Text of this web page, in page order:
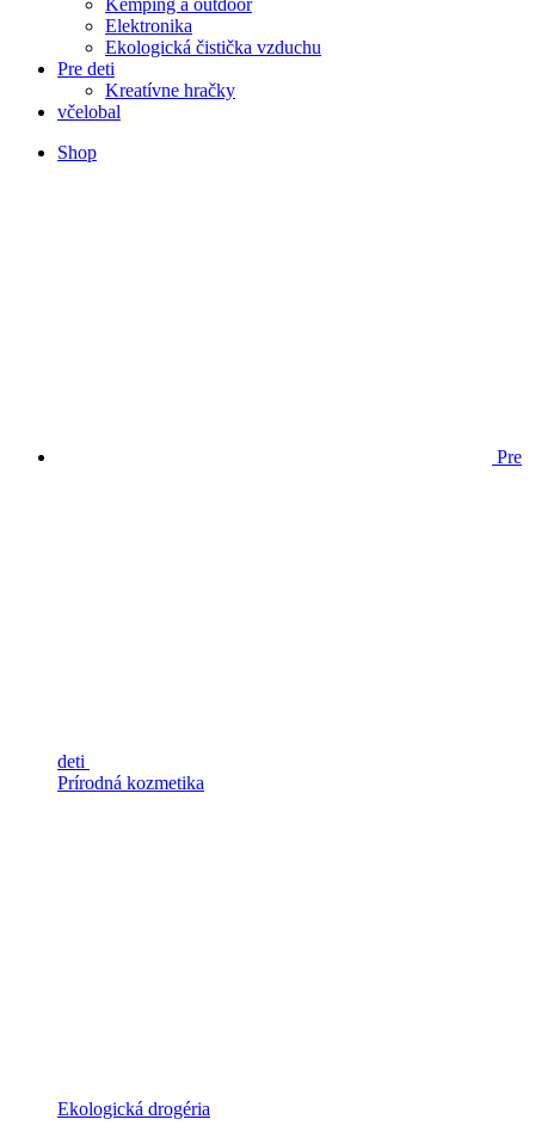
Kemping a outdoor
Elektronika
Ekologická čistička vzduchu
Pre deti
Kreatívne hračky
včelobal
Shop
Pre
deti
Prírodná kozmetika
Ekologická drogéria